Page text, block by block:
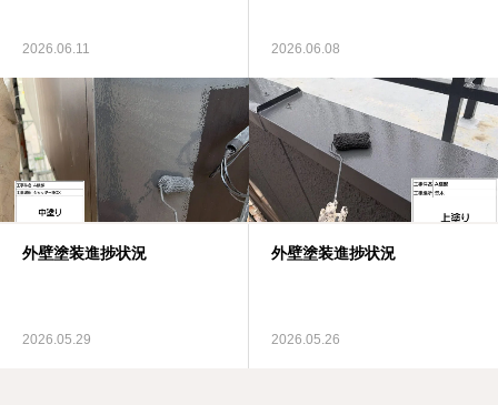
2026.06.11 2026.06.08
外壁塗装進捗状況
2026.05.29
外壁塗装進捗状況
2026.05.26